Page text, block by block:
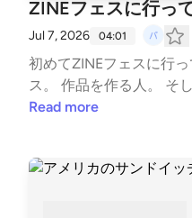
ZINEフェスに行っ
Jul 7, 2026 04:01
初めてZINEフェスに行ってきた。 200
ス。 作品を作る人。 そ
とする人。 あの熱気を見て、 「作品は待っているだ
セイ #note #ZINEフェス
Read more